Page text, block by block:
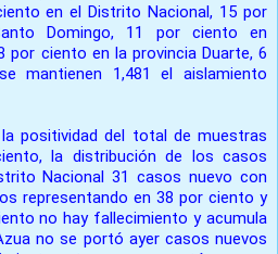
en el Distrito Nacional, 15 por
Domingo, 11 por ciento en
por ciento en la provincia Duarte, 6
mantienen 1,481 el aislamiento
positividad del total de muestras
la distribución de los casos
Nacional 31 casos nuevo con
representando en 38 por ciento y
no hay fallecimiento y acumula
no se portó ayer casos nuevos